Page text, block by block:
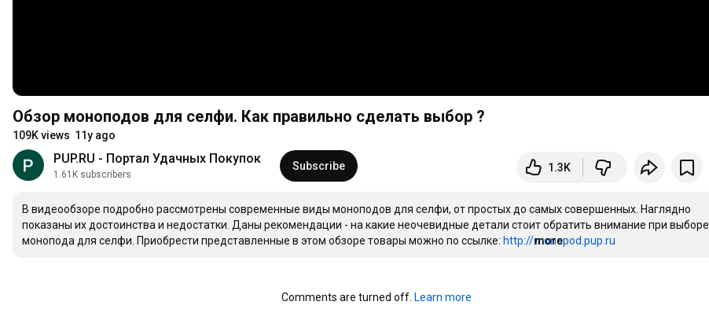
Обзор моноподов для селфи. Как правильно сделать выбор ?
109K views 11y ago
PUP.RU - Портал Удачных Покупок
1.61K subscribers
Subscribe 1.3K
В видеообзоре подробно рассмотрены современные виды моноподов для селфи, от простых до самых совершенных. Наглядно
показаны их достоинства и недостатки. Даны рекомендации - на какие неочевидные детали стоит обратить внимание при выборе
монопода для селфи. Приобрести представленные в этом обзоре товары можно по ссылке: http://monopod.pup.ru
more
Comments are turned off. Learn more